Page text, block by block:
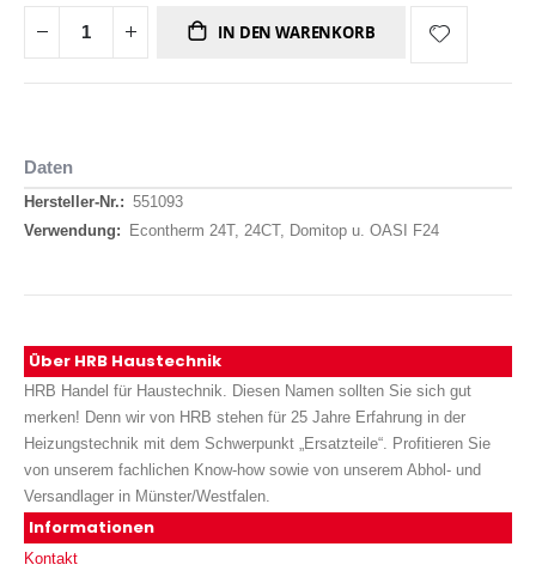
IN DEN WARENKORB
Daten
Daten
551093
Econtherm 24T, 24CT, Domitop u. OASI F24
Über HRB Haustechnik
HRB Handel für Haustechnik. Diesen Namen sollten Sie sich gut
merken! Denn wir von HRB stehen für 25 Jahre Erfahrung in der
Heizungstechnik mit dem Schwerpunkt „Ersatzteile“. Profitieren Sie
von unserem fachlichen Know-how sowie von unserem Abhol- und
Versandlager in Münster/Westfalen.
Informationen
Kontakt